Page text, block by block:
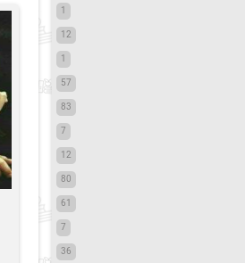
1
12
1
57
83
7
12
80
61
7
36